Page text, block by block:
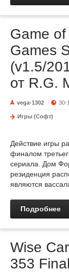
Game of
Games
(v1.5/
от R.G.
vega-1302 30-
Игры (Софт)
Действие игры
финалом
сериала. Дом
резиденция
являются
Подробнее
Wise
353